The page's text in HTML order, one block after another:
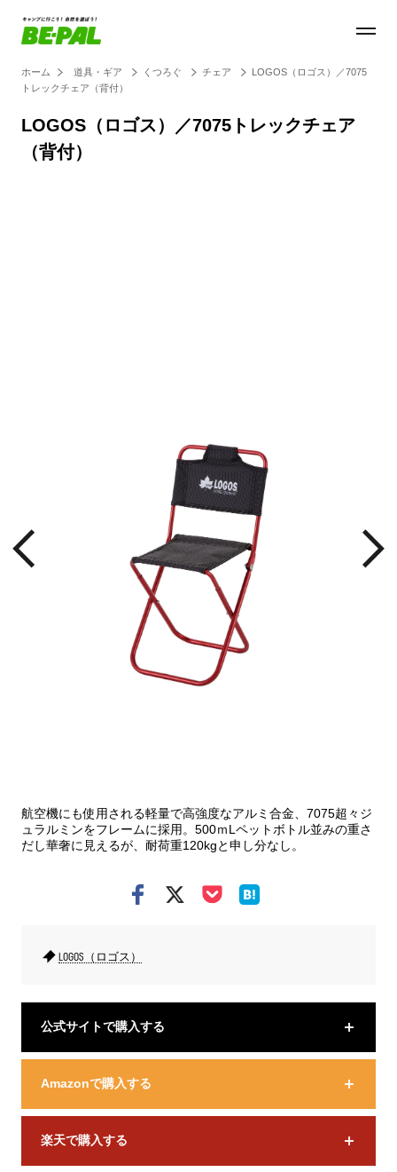
ホーム 道具・ギア くつろぐ チェア
LOGOS（ロゴス）／7075
トレックチェア（背付）
LOGOS（ロゴス）／7075トレックチェア
（背付）
航空機にも使用される軽量で高強度なアルミ合金、7075超々ジ
ュラルミンをフレームに採用。500ｍLペットボトル並みの重さ
だし華奢に見えるが、耐荷重120kgと申し分なし。
LOGOS（ロゴス）
公式サイトで購入する
Amazonで購入する
楽天で購入する